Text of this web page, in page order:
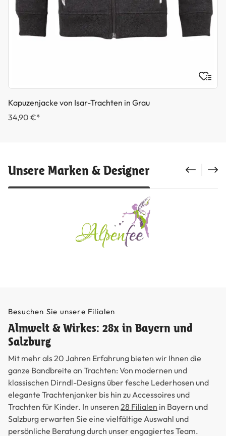
Kapuzenjacke von Isar-Trachten in Grau
34,90 €*
Unsere Marken & Designer
Besuchen Sie unsere Filialen
Almwelt & Wirkes: 28x in Bayern und
Salzburg
Mit mehr als 20 Jahren Erfahrung bieten wir Ihnen die
ganze Bandbreite an Trachten: Von modernen und
klassischen Dirndl-Designs über fesche Lederhosen und
elegante Trachtenjanker bis hin zu Accessoires und
Trachten für Kinder. In unseren 28 Filialen in Bayern und
Salzburg erwarten Sie eine vielfältige Auswahl und
persönliche Beratung durch unser engagiertes Team.